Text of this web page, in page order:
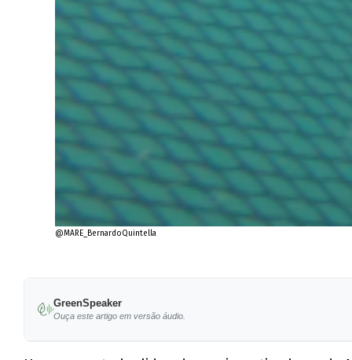
@MARE_BernardoQuintella
GreenSpeaker
Ouça este artigo em versão áudio.